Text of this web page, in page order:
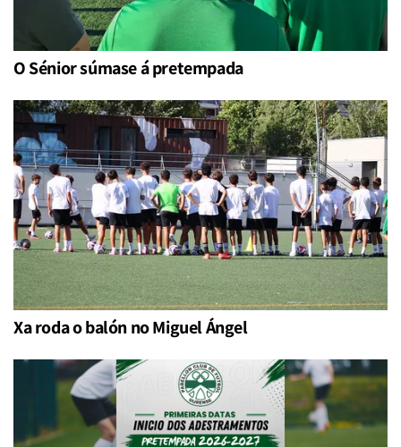
O Sénior súmase á pretempada
Xa roda o balón no Miguel Ángel